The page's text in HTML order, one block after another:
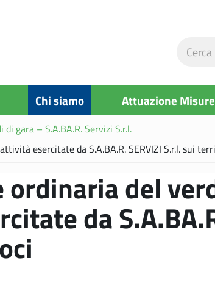
Cerca
Chi siamo Attuazione
di gara – S.A.BA.R. Servizi S.r.l.
esercitate da S.A.BA.R. SERVIZI S.r.l. sui
del
da